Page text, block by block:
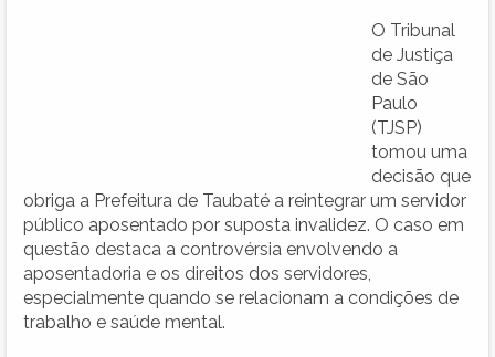
O Tribunal
de Justiça
de São
Paulo
(TJSP)
tomou uma
decisão que
obriga a Prefeitura de Taubaté a reintegrar um servidor
público aposentado por suposta invalidez. O caso em
questão destaca a controvérsia envolvendo a
aposentadoria e os direitos dos servidores,
especialmente quando se relacionam a condições de
trabalho e saúde mental.